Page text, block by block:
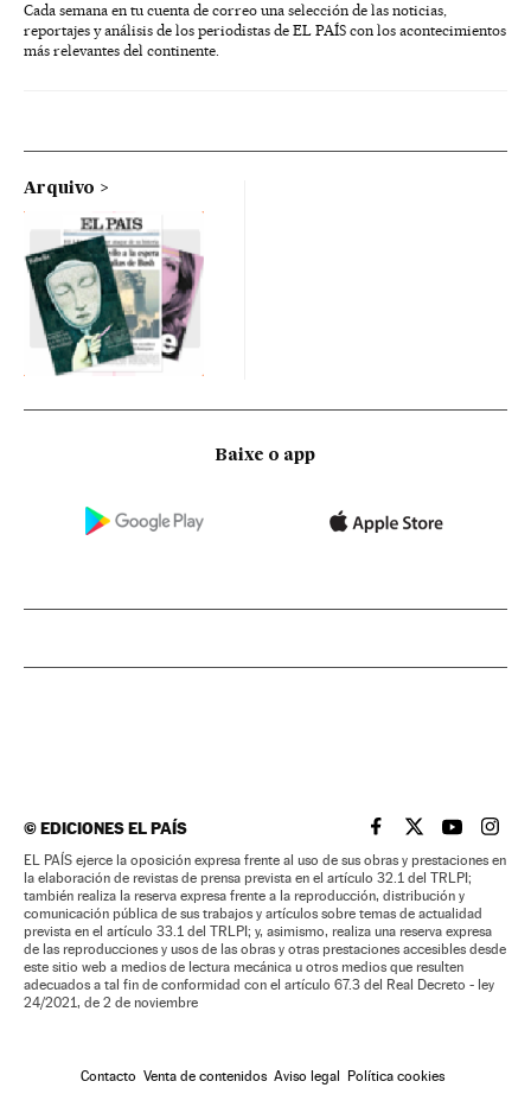
Cada semana en tu cuenta de correo una selección de las noticias,
reportajes y análisis de los periodistas de EL PAÍS con los acontecimientos
más relevantes del continente.
Arquivo
Baixe o app
©EDICIONES EL PAÍS EL PAÍS BRASIL EN
EL PAÍSEL PAÍS
EL
EL PAÍS ejerce la oposición expresa frente al uso de sus obras y prestaciones en
la elaboración de revistas de prensa prevista en el artículo 32.1 del TRLPI;
también realiza la reserva expresa frente a la reproducción, distribución y
comunicación pública de sus trabajos y artículos sobre temas de actualidad
prevista en el artículo 33.1 del TRLPI; y, asimismo, realiza una reserva expresa
de las reproducciones y usos de las obras y otras prestaciones accesibles desde
este sitio web a medios de lectura mecánica u otros medios que resulten
adecuados a tal fin de conformidad con el artículo 67.3 del Real Decreto - ley
24/2021, de 2 de noviembre
Contacto Venta de contenidos Aviso legal Política cookies